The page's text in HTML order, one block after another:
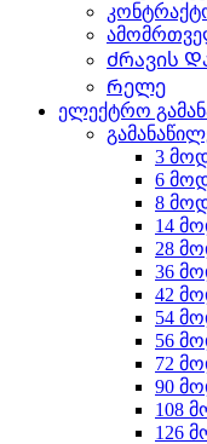
Ძრავის
Რელე
ელექტრო
3
6
8
14
28
36
42
54
56
72
90
108
126